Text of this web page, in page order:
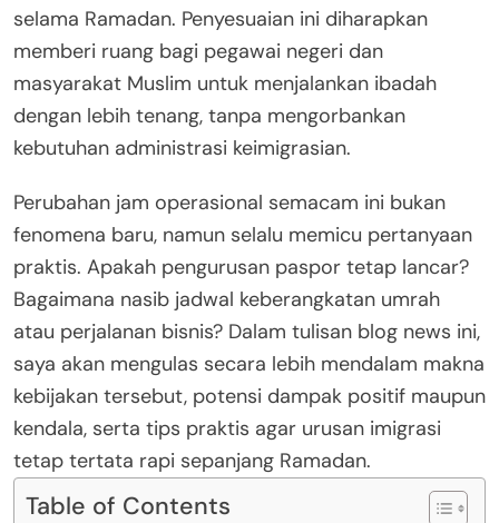
selama Ramadan. Penyesuaian ini diharapkan
memberi ruang bagi pegawai negeri dan
masyarakat Muslim untuk menjalankan ibadah
dengan lebih tenang, tanpa mengorbankan
kebutuhan administrasi keimigrasian.
Perubahan jam operasional semacam ini bukan
fenomena baru, namun selalu memicu pertanyaan
praktis. Apakah pengurusan paspor tetap lancar?
Bagaimana nasib jadwal keberangkatan umrah
atau perjalanan bisnis? Dalam tulisan blog news ini,
saya akan mengulas secara lebih mendalam makna
kebijakan tersebut, potensi dampak positif maupun
kendala, serta tips praktis agar urusan imigrasi
tetap tertata rapi sepanjang Ramadan.
Table of Contents